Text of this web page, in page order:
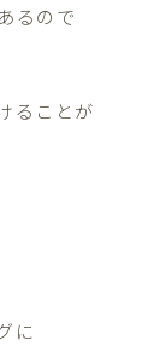
るので
ることが
に